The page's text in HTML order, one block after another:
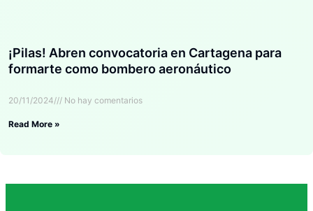
¡Pilas! Abren convocatoria en Cartagena para
formarte como bombero aeronáutico
20/11/2024 No hay comentarios
Read More »